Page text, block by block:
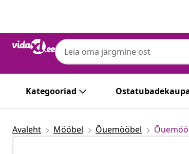
Kategooriad
Avaleht Mööbel Õuemööbel